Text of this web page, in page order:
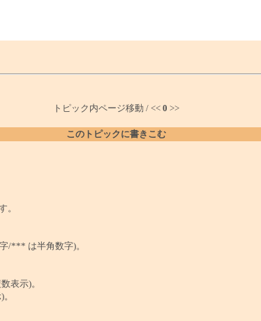
トピック内ページ移動 / << 0 >>
このトピックに書きこむ
。
/*** は半角数字)。
表示)。